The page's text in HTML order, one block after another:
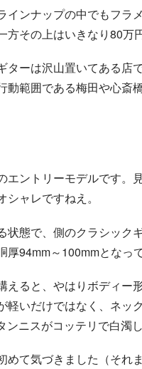
インナップの中でもフラ
方その上はいきなり80
ターは沢山置いてある店
動範囲である梅田や心斎
エントリーモデルです。
ャレですねえ。
状態で、側のクラシック
厚94mm～100mmとな
えると、やはりボディー
軽いだけではなく、ネッ
ンニスがコッテリで白濁
めて気づきました（それ